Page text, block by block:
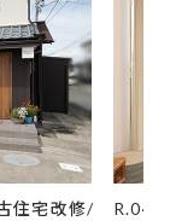
住宅改修/
R.049